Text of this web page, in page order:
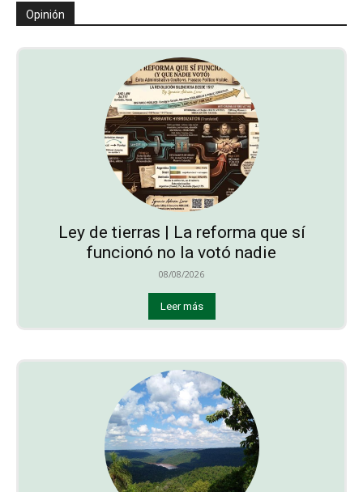
Opinión
Ley de tierras | La reforma que sí
funcionó no la votó nadie
08/08/2026
Leer más